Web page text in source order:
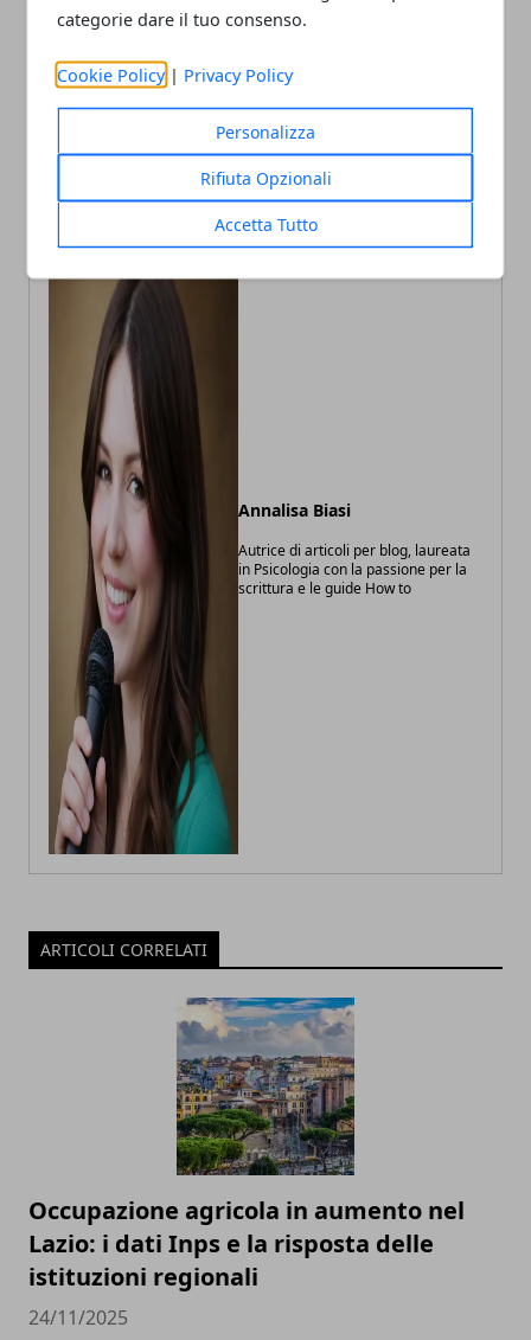
categorie dare il tuo consenso.
Cookie Policy | Privacy Policy
Personalizza
Rifiuta Opzionali
Accetta Tutto
Articolo Precedente
Roma, 11,5 chili di cocaina
a Ponte di Nona: arrestato
Articolo Successivo
Trastevere: un arresto e
multe per 20mila euro
Annalisa Biasi
Autrice di articoli per blog, laureata
in Psicologia con la passione per la
scrittura e le guide How to
ARTICOLI CORRELATI
Occupazione agricola in aumento nel
Lazio: i dati Inps e la risposta delle
istituzioni regionali
24/11/2025